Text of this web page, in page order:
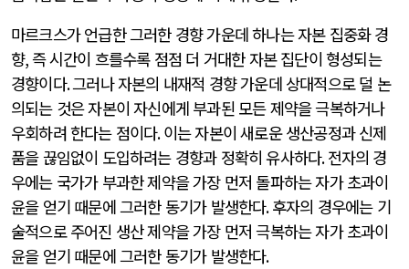
마르크스가 언급한 그러한 경향 가운데 하나는 자본 집중화 경
향,즉 시간이 흐를수록 점점 더 거대한 자본 집단이 형성되는
경향이다.그러나 자본의 내재적 경향 가운데 상대적으로 덜 논
의되는 것은 자본이 자신에게 부과된 모든 제약을 극복하거나
우회하려 한다는 점이다.이는 자본이 새로운 생산공정과 신제
품을 끊임없이 도입하려는 경향과 정확히 유사하다.전자의 경
우에는 국가가 부과한 제약을 가장 먼저 돌파하는 자가 초과이
윤을 얻기 때문에 그러한 동기가 발생한다.후자의 경우에는 기
술적으로 주어진 생산 제약을 가장 먼저 극복하는 자가 초과이
윤을 얻기 때문에 그러한 동기가 발생한다.